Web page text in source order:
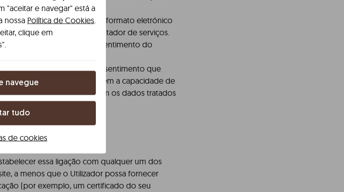
cópia dos seus dados em formato eletrónico
comunicados a outro prestador de serviços.
realizados com o consentimento do
retirar qualquer consentimento que
Estes direitos requerem a capacidade de
a sua identidade com os dados tratados
essa ligação com qualquer um dos
a menos que o Utilizador possa fornecer
(por exemplo, um certificado do seu
"aceitar e navegar" está a
nossa Política de Cookies
clique em
navegue
tudo
de cookies